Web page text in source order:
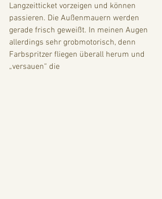
Langzeitticket vorzeigen und können
passieren. Die Außenmauern werden
gerade frisch geweißt. In meinen Augen
allerdings sehr grobmotorisch, denn
Farbspritzer fliegen überall herum und
„versauen“ die